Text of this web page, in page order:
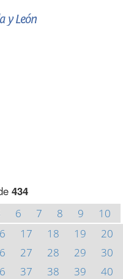
y León
434
6 7 8 9
10
17 18 19
20
27 28 29
30
37 38 39
40